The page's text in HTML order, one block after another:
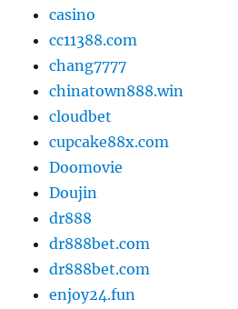
casino
cc11388.com
chang7777
chinatown888.win
cloudbet
cupcake88x.com
Doomovie
Doujin
dr888
dr888bet.com
dr888bet.com
enjoy24.fun